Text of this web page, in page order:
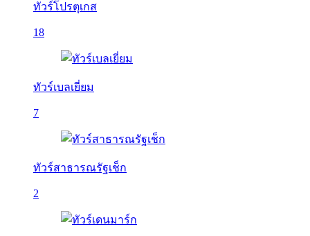
ทัวร์โปรตุเกส
18
ทัวร์เบลเยี่ยม
7
ทัวร์สาธารณรัฐเช็ก
2